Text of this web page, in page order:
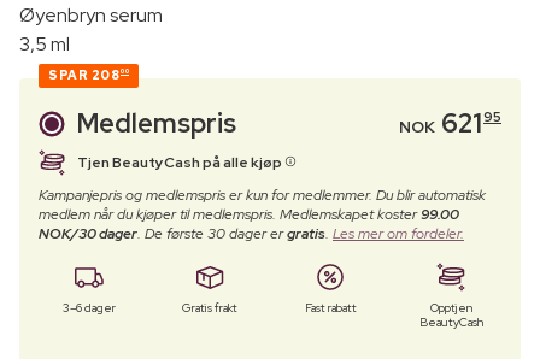
Øyenbryn serum
3,5 ml
SPAR 20800
Medlemspris NOK 62195
Tjen BeautyCash på alle kjøp
Kampanjepris og medlemspris er kun for medlemmer. Du blir automatisk
medlem når du kjøper til medlemspris. Medlemskapet koster99.00
NOK/30 dager. De første 30 dager ergratis. Les mer om fordeler.
3–6 dager Gratis frakt Fast rabatt
Opptjen
BeautyCash